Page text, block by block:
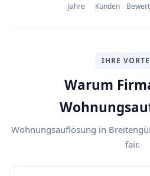
Jahre Kunden
IHRE
Warum
Wohnungsauflösung in
fair.